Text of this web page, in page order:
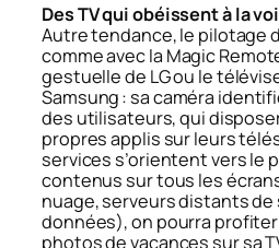
Des TV qui obéissent à la
Autre tendance, le pilotage
comme avec la Magic
gestuelle de LG ou le
Samsung : sa caméra
des utilisateurs, qui
propres applis sur leurs
services s’orientent vers le
contenus sur tous les
nuage, serveurs distants de
données), on pourra
photos de vacances sur sa